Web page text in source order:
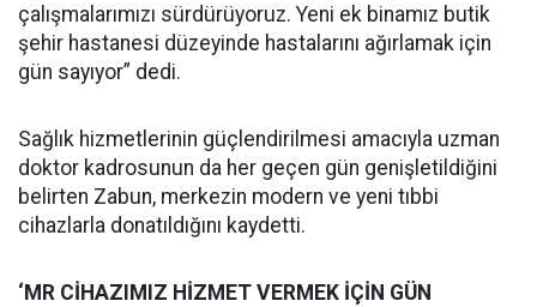
çalışmalarımızı sürdürüyoruz. Yeni ek binamız butik
şehir hastanesi düzeyinde hastalarını ağırlamak için
gün sayıyor” dedi.
Sağlık hizmetlerinin güçlendirilmesi amacıyla uzman
doktor kadrosunun da her geçen gün genişletildiğini
belirten Zabun, merkezin modern ve yeni tıbbi
cihazlarla donatıldığını kaydetti.
‘MR CİHAZIMIZ HİZMET VERMEK İÇİN GÜN